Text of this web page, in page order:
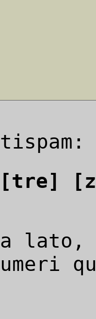
[tre]
a